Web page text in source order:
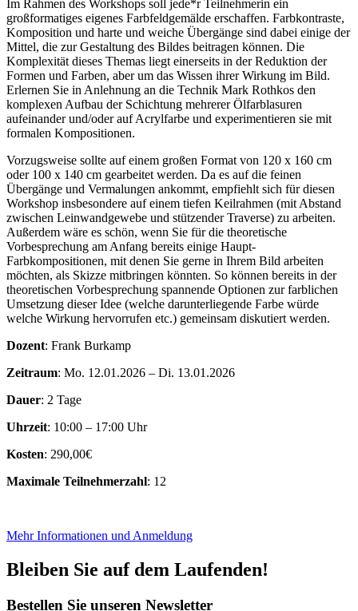
Im Rahmen des Workshops soll jede*r Teilnehmerin ein
großformatiges eigenes Farbfeldgemälde erschaffen. Farbkontraste,
Komposition und harte und weiche Übergänge sind dabei einige der
Mittel, die zur Gestaltung des Bildes beitragen können. Die
Komplexität dieses Themas liegt einerseits in der Reduktion der
Formen und Farben, aber um das Wissen ihrer Wirkung im Bild.
Erlernen Sie in Anlehnung an die Technik Mark Rothkos den
komplexen Aufbau der Schichtung mehrerer Ölfarblasuren
aufeinander und/oder auf Acrylfarbe und experimentieren sie mit
formalen Kompositionen.
Vorzugsweise sollte auf einem großen Format von 120 x 160 cm
oder 100 x 140 cm gearbeitet werden. Da es auf die feinen
Übergänge und Vermalungen ankommt, empfiehlt sich für diesen
Workshop insbesondere auf einem tiefen Keilrahmen (mit Abstand
zwischen Leinwandgewebe und stützender Traverse) zu arbeiten.
Außerdem wäre es schön, wenn Sie für die theoretische
Vorbesprechung am Anfang bereits einige Haupt-
Farbkompositionen, mit denen Sie gerne in Ihrem Bild arbeiten
möchten, als Skizze mitbringen könnten. So können bereits in der
theoretischen Vorbesprechung spannende Optionen zur farblichen
Umsetzung dieser Idee (welche darunterliegende Farbe würde
welche Wirkung hervorrufen etc.) gemeinsam diskutiert werden.
Dozent: Frank Burkamp
Zeitraum: Mo. 12.01.2026 – Di. 13.01.2026
Dauer: 2 Tage
Uhrzeit: 10:00 – 17:00 Uhr
Kosten: 290,00€
Maximale Teilnehmerzahl: 12
Mehr Informationen und Anmeldung
Bleiben Sie auf dem Laufenden!
Bestellen Sie unseren Newsletter